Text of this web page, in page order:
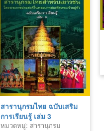
สารานุกรมไทย ฉบับเสริม
การเรียนรู้ เล่ม 3
หมวดหมู่: สารานุกรม